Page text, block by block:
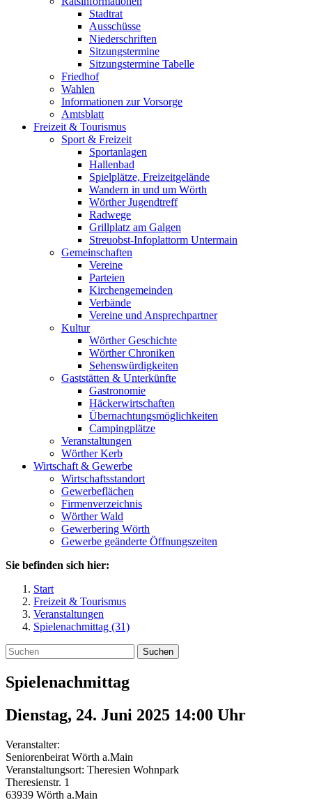
Stadtrat
Ausschüsse
Niederschriften
Sitzungstermine
Sitzungstermine Tabelle
Friedhof
Wahlen
Informationen zur Vorsorge
Amtsblatt
Freizeit & Tourismus
Sport & Freizeit
Sportanlagen
Hallenbad
Spielplätze, Freizeitgelände
Wandern in und um Wörth
Wörther Jugendtreff
Radwege
Grillplatz am Galgen
Streuobst-Infoplattorm Untermain
Gemeinschaften
Vereine
Parteien
Kirchengemeinden
Verbände
Vereine und Ansprechpartner
Kultur
Wörther Geschichte
Wörther Chroniken
Sehenswürdigkeiten
Gaststätten & Unterkünfte
Gastronomie
Häckerwirtschaften
Übernachtungsmöglichkeiten
Campingplätze
Veranstaltungen
Wörther Kerb
Wirtschaft & Gewerbe
Wirtschaftsstandort
Gewerbeflächen
Firmenverzeichnis
Wörther Wald
Gewerbering Wörth
Gewerbe geänderte Öffnungszeiten
Sie befinden sich hier:
Start
Freizeit & Tourismus
Veranstaltungen
Spielenachmittag (31)
Suchen
Spielenachmittag
Dienstag, 24. Juni 2025 14:00 Uhr
Veranstalter:
Seniorenbeirat Wörth a.Main
Veranstaltungsort: Theresien Wohnpark
Theresienstr. 1
63939 Wörth a.Main